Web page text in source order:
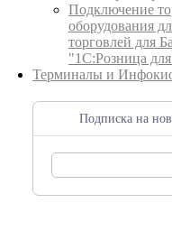
Подключение
оборудования
торговлей для
"1С:Розница
Терминалы и
Подписка на